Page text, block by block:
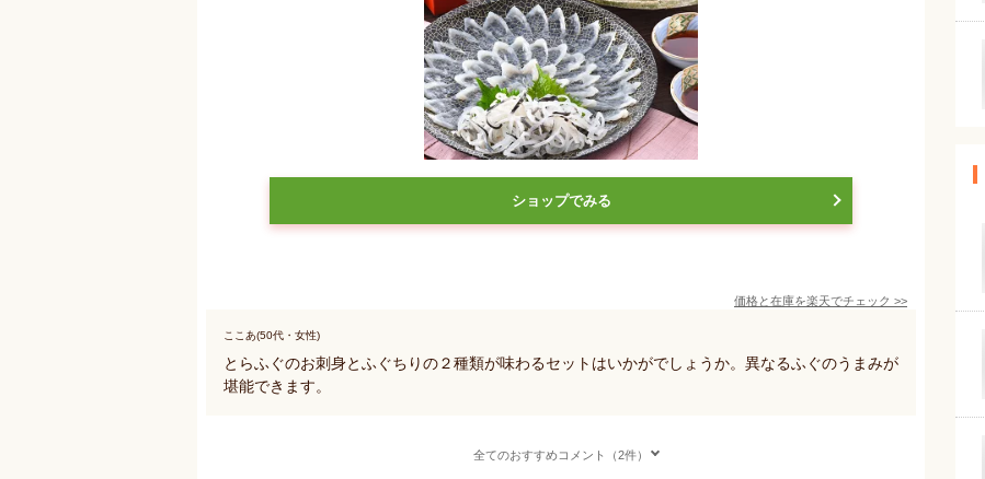
ショップでみる
価格と在庫を楽天でチェック >>
ここあ(50代・女性)
とらふぐのお刺身とふぐちりの２種類が味わるセットはいかがでしょうか。異なるふぐのうまみが
堪能できます。
全てのおすすめコメント（2件）